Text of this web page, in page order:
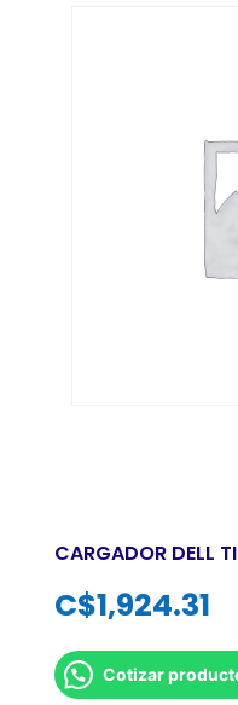
CARGADOR DELL
C$1,924.31
Cotizar